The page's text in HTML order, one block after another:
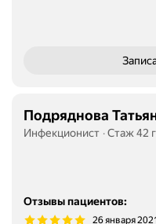
Подряднова
Инфекционист Стаж 42
Отзывы пациентов:
26 января